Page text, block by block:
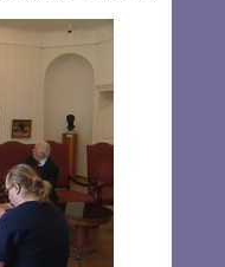
Nya Tider
purtătoare de
din Suedia,
respectării
Read more…
3 COMMENTS